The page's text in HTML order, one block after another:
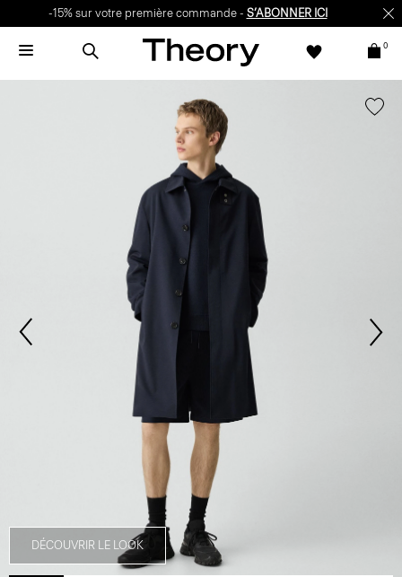
-15% sur votre première commande - S’ABONNER ICI
0
DÉCOUVRIR LE LOOK